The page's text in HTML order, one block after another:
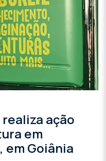
ação
em
em Goiânia